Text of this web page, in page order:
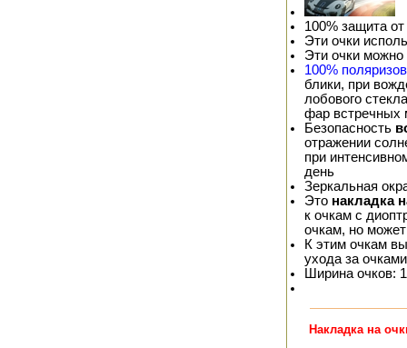
100% защита
Эти очки
Эти очки
100%
блики, при
лобового
фар встречных
Безопасность
отражении
при
день
Зеркальная
Это накладка
к очкам с
очкам, но
К этим очкам
ухода за очками
Ширина очков:
Накладка на